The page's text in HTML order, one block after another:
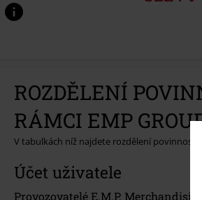
ROZDĚLENÍ
RÁMCI EMP
V tabulkách níž najdete rozdělení povinností
Účet uživatele
Provozovatelé E.M.P.